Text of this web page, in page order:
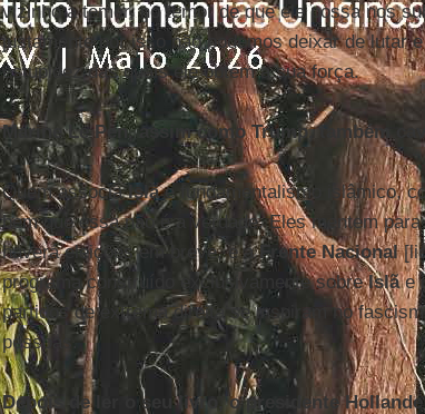
vizinho a temer, no temor de que ele possa nos
justamente por isso não podemos deixar de lutar e
estupidez das quais ele obtém a sua força.
Marine Le Pen, assim como Trump, também
Quem associaIslãe fundamentalismo islâmico,
bem que essa não é a verdade. Eles mentem
haverá eleições em breve, e aFrente Nacional
programa construído exclusivamente sobreIslãe
partidos de extrema direita se inspiram no
pessoas.
Depois de ler o seu livro, o presidente